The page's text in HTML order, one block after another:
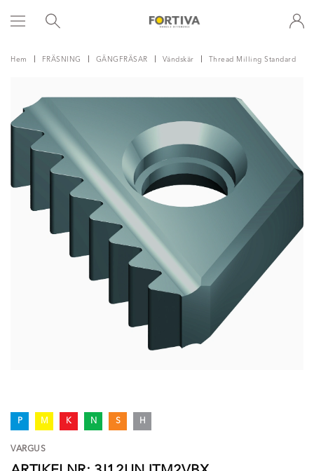
Hem FRÄSNING GÄNGFRÄSAR Vändskär Thread Milling Standard
P M K N S H
VARGUS